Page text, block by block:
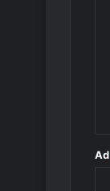
Ad